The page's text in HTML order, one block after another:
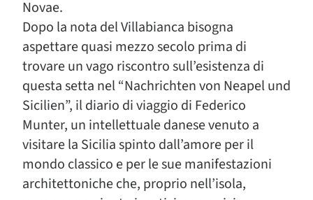
Novae.
Dopo la nota del Villabianca bisogna
aspettare quasi mezzo secolo prima di
trovare un vago riscontro sull’esistenza di
questa setta nel “Nachrichten von Neapel und
Sicilien”, il diario di viaggio di Federico
Munter, un intellettuale danese venuto a
visitare la Sicilia spinto dall’amore per il
mondo classico e per le sue manifestazioni
architettoniche che, proprio nell’isola,